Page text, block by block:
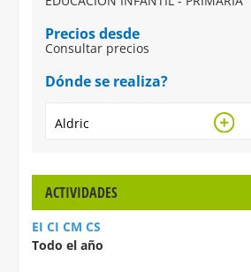
Precios desde
Consultar precios
Dónde se realiza?
Aldric
ACTIVIDADES
EI CI CM CS
Todo el año